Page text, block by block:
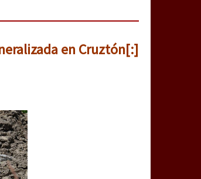
en Cruztón[:]